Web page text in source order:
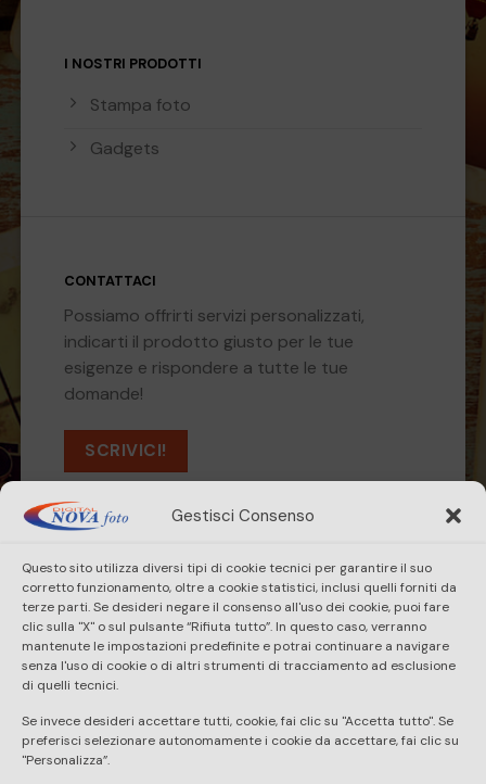
Gestisci Consenso
Questo sito utilizza diversi tipi di cookie tecnici per garantire il suo
corretto funzionamento, oltre a cookie statistici, inclusi quelli forniti da
terze parti. Se desideri negare il consenso all'uso dei cookie, puoi fare
clic sulla "X" o sul pulsante “Rifiuta tutto”. In questo caso, verranno
mantenute le impostazioni predefinite e potrai continuare a navigare
senza l'uso di cookie o di altri strumenti di tracciamento ad esclusione
di quelli tecnici.
Se invece desideri accettare tutti, cookie, fai clic su "Accetta tutto". Se
preferisci selezionare autonomamente i cookie da accettare, fai clic su
"Personalizza”.
I NOSTRI PRODOTTI
Stampa foto
Gadgets
CONTATTACI
Possiamo offrirti servizi personalizzati,
indicarti il prodotto giusto per le tue
esigenze e rispondere a tutte le tue
domande!
SCRIVICI!
HOME SHOP SERVIZI CONTATTI
TERMINI & CONDIZIONI DI VENDITA
SPEDIZIONE-CONSEGNA-DIRITTO DI RECESSO
METODI DI PAGAMENTO